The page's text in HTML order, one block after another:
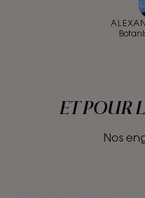
ET POUR
Nos